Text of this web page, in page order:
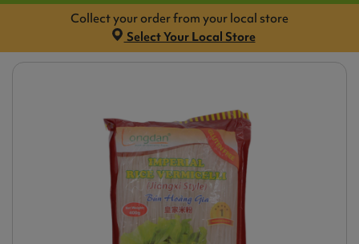
Collect your order from your local store
Select Your Local Store